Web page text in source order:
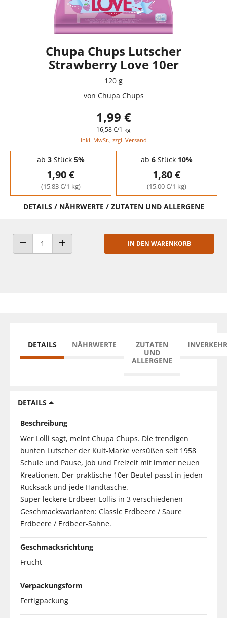
Chupa Chups Lutscher
Strawberry Love 10er
120 g
von Chupa Chups
1,99 €
16,58 €/1 kg
inkl. MwSt., zzgl. Versand
Staffelpreise - Mengenrabatt
ab 3Stück 5%
1,90 €
(15,83 €/1 kg)
ab 6Stück 10%
1,80 €
(15,00 €/1 kg)
DETAILS / NÄHRWERTE / ZUTATEN UND ALLERGENE
ANZAHL VERRINGERNANZAHL ERHÖHEN
IN DEN WARENKORB
DETAILS NÄHRWERTE
ZUTATEN
UND
ALLERGENE
DETAILS
Beschreibung
Wer Lolli sagt, meint Chupa Chups. Die trendigen
bunten Lutscher der Kult-Marke versüßen seit 1958
Schule und Pause, Job und Freizeit mit immer neuen
Kreationen. Der praktische 10er Beutel passt in jeden
Rucksack und jede Handtasche.
Super leckere Erdbeer-Lollis in 3 verschiedenen
Geschmacksvarianten: Classic Erdbeere / Saure
Erdbeere / Erdbeer-Sahne.
Geschmacksrichtung
Frucht
Verpackungsform
Fertigpackung